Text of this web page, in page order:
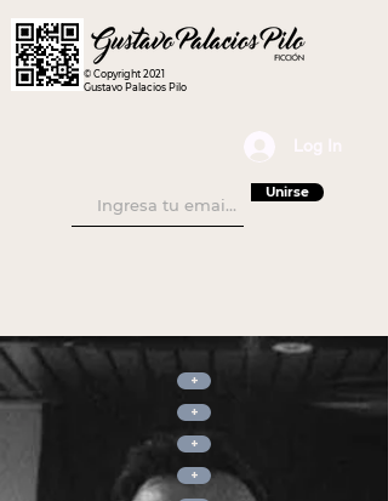
Log In
© Copyright 2021
Gustavo Palacios Pilo
Unirse
+
+
+
+